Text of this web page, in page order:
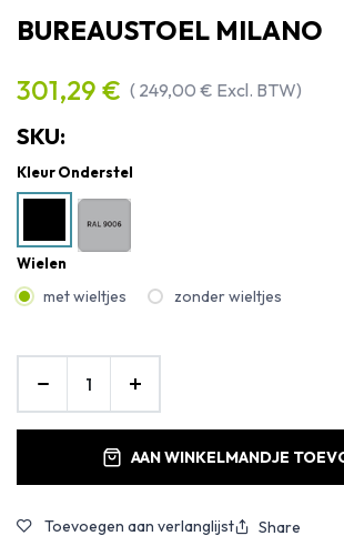
BUREAUSTOEL MILANO
301,29 € ( 249,00 € Excl. BTW)
SKU:
Kleur Onderstel
Wielen
met wieltjes zonder wieltjes
AAN WINKELMANDJE
Toevoegen aan verlanglijst
Share